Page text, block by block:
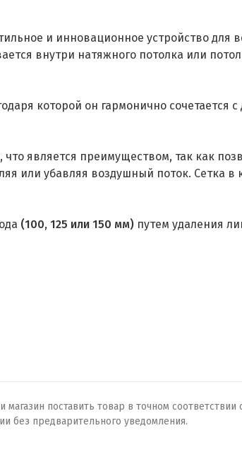
и инновационное устройство для
внутри натяжного потолка или
которой он гармонично сочетается
является преимуществом, так как
или убавляя воздушный поток. Сетка в
(100, 125 или 150 мм) путем удаления
поставить товар в точном
без предварительного уведомления.